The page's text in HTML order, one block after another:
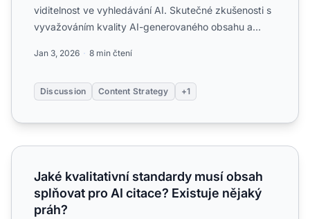
viditelnost ve vyhledávání AI. Skutečné zkušenosti s
vyvažováním kvality AI-generovaného obsahu a
Jan 3, 2026 8 min čtení
Discussion Content Strategy +1
Jaké kvalitativní standardy musí obsah splňovat pro AI
Jaké kvalitativní standardy musí obsah
splňovat pro AI citace? Existuje nějaký
práh?